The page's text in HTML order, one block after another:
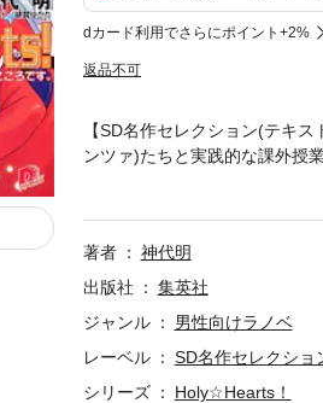
dカード利用でさらにポイント+2%
返品不可
【SD名作セレクション(テキ
ンツァ)たちと実践的な課外授
るし、もっともっと頑張らな
著者
神代明
出版社
集英社
ジャンル
男性向けラノベ
レーベル
SD名作セレクショ
シリーズ
Holy☆Hearts！